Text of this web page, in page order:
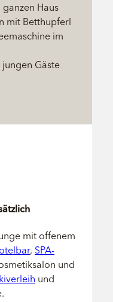
Haus
mit Betthupferl
im
Gäste
mit offenem
, SPA-
und
und